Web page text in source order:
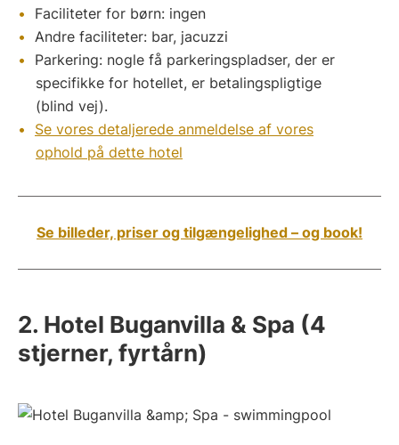
Faciliteter for børn: ingen
Andre faciliteter: bar, jacuzzi
Parkering: nogle få parkeringspladser, der er
specifikke for hotellet, er betalingspligtige
(blind vej).
Se vores detaljerede anmeldelse af vores
ophold på dette hotel
Se billeder, priser og tilgængelighed – og book!
2. Hotel Buganvilla & Spa (4
stjerner, fyrtårn)